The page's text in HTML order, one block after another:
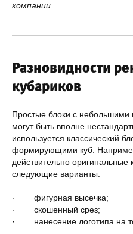
компании.
Разновидности
кубариков
Простые блоки с небольшими
могут быть вполне
используется классический
формирующими куб.
действительно оригинальные
следующие варианты:
· фигурная высечка;
· скошенный срез;
· нанесение логотипа на